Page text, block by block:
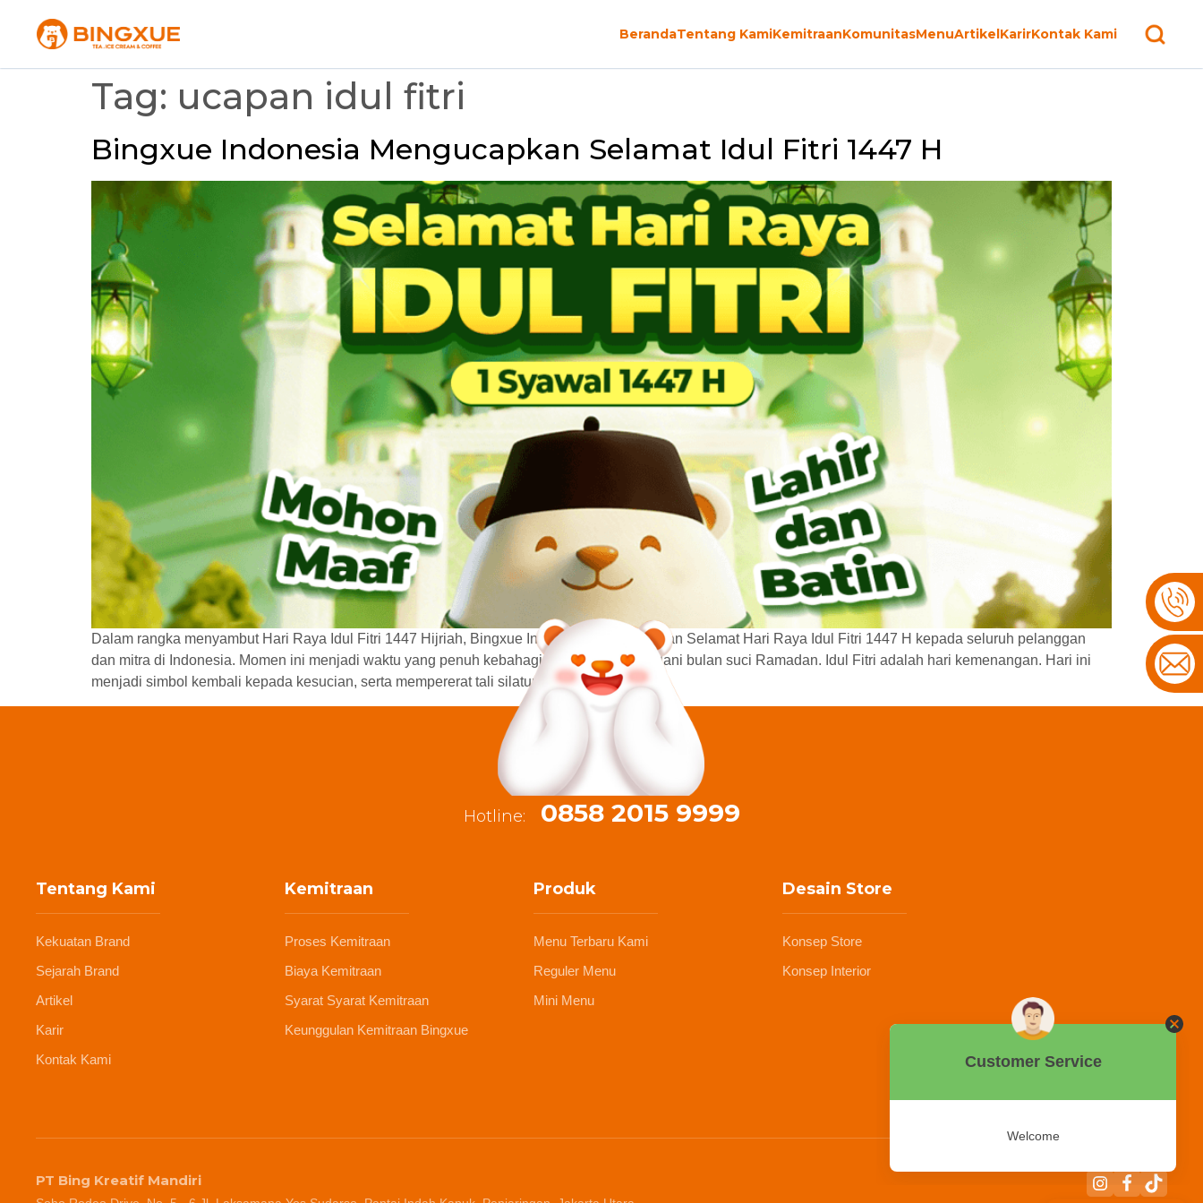
BerandaTentang KamiKemitraanKomunitasMenuArtikelKarirKontak Kami
Tag: ucapan idul fitri
Bingxue Indonesia Mengucapkan Selamat Idul Fitri 1447 H
Dalam rangka menyambut Hari Raya Idul Fitri 1447 Hijriah, Bingxue Indonesia mengucapkan Selamat Hari Raya Idul Fitri 1447 H kepada seluruh pelanggan
dan mitra di Indonesia. Momen ini menjadi waktu yang penuh kebahagiaan setelah menjalani bulan suci Ramadan. Idul Fitri adalah hari kemenangan. Hari ini
menjadi simbol kembali kepada kesucian, serta mempererat tali silaturahmi dengan […]
Hotline: 0858 2015 9999
Tentang Kami
Kekuatan Brand
Sejarah Brand
Artikel
Karir
Kontak Kami
Kemitraan
Proses Kemitraan
Biaya Kemitraan
Syarat Syarat Kemitraan
Keunggulan Kemitraan Bingxue
Produk
Menu Terbaru Kami
Reguler Menu
Mini Menu
Desain Store
Konsep Store
Konsep Interior
PT Bing Kreatif Mandiri